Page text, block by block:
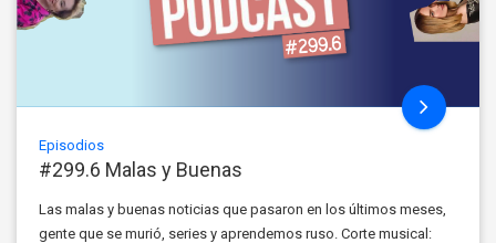
Episodios
#299.6 Malas y Buenas
Las malas y buenas noticias que pasaron en los últimos meses,
gente que se murió, series y aprendemos ruso. Corte musical: